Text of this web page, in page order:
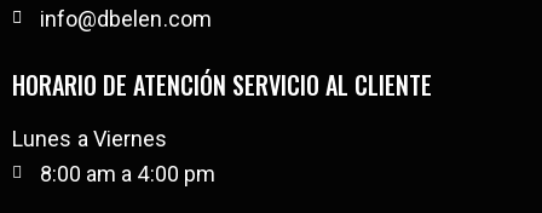
info@dbelen.com
HORARIO DE ATENCIÓN SERVICIO AL CLIENTE
Lunes a Viernes
8:00 am a 4:00 pm